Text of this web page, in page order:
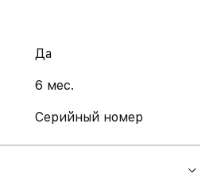
Да
6 мес.
Серийный номер